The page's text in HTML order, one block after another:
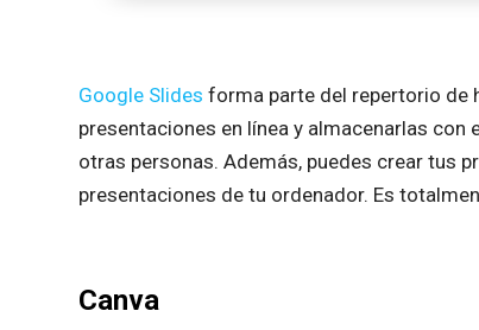
Google Slides forma parte del repertorio de
presentaciones en línea y almacenarlas
otras personas. Además, puedes crear tus
presentaciones de tu ordenador. Es
Canva